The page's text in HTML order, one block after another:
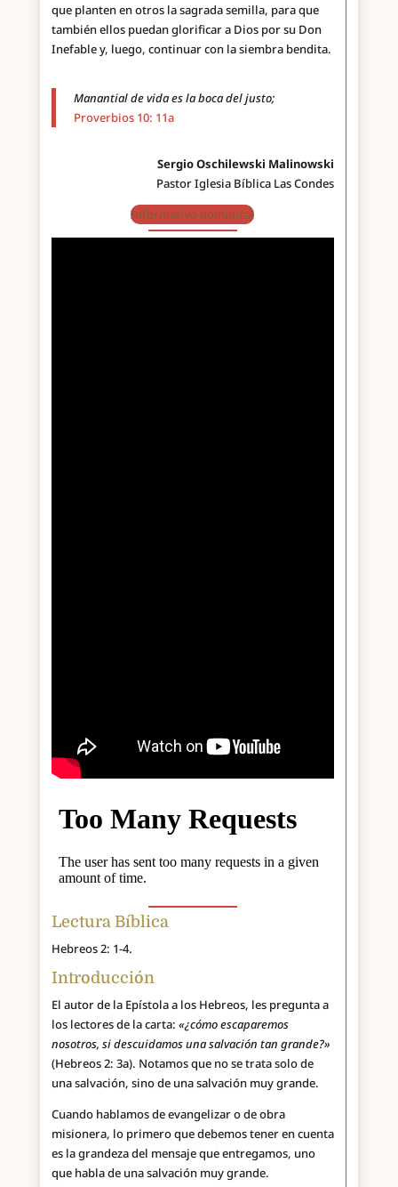
que planten en otros la sagrada semilla, para que
también ellos puedan glorificar a Dios por su Don
Inefable y, luego, continuar con la siembra bendita.
Manantial de vida es la boca del justo;
Proverbios 10: 11a
Sergio Oschilewski Malinowski
Pastor Iglesia Bíblica Las Condes
Informativo dominical
Lectura Bíblica
Hebreos 2: 1-4.
Introducción
El autor de la Epístola a los Hebreos, les pregunta a
los lectores de la carta: «¿cómo escaparemos
nosotros, si descuidamos una salvación tan grande?»
(Hebreos 2: 3a). Notamos que no se trata solo de
una salvación, sino de una salvación muy grande.
Cuando hablamos de evangelizar o de obra
misionera, lo primero que debemos tener en cuenta
es la grandeza del mensaje que entregamos, uno
que habla de una salvación muy grande.